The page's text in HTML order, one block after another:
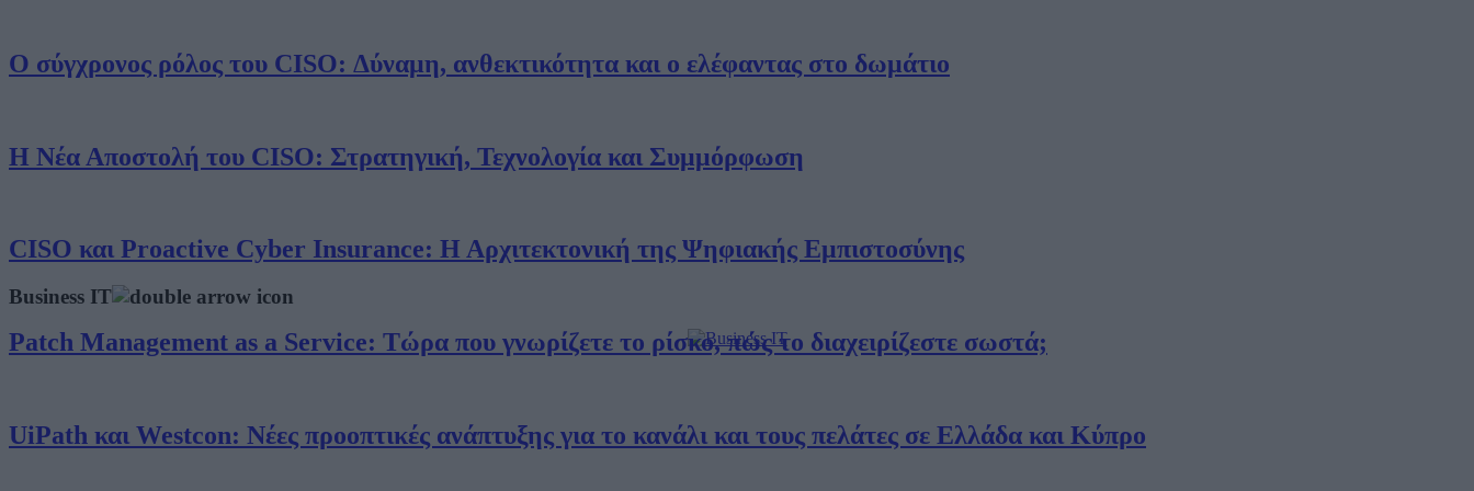
Ο σύγχρονος ρόλος του CISO: Δύναμη, ανθεκτικότητα και ο ελέφαντας στο δωμάτιο
Η Νέα Αποστολή του CISO: Στρατηγική, Τεχνολογία και Συμμόρφωση
CISO και Proactive Cyber Insurance: Η Αρχιτεκτονική της Ψηφιακής Εμπιστοσύνης
Patch Management as a Service: Τώρα που γνωρίζετε το ρίσκο, πώς το διαχειρίζεστε σωστά;
UiPath και Westcon: Νέες προοπτικές ανάπτυξης για το κανάλι και τους πελάτες σε Ελλάδα και Κύπρο
Business IT